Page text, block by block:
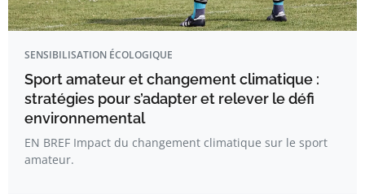
SENSIBILISATION ÉCOLOGIQUE
Sport amateur et changement climatique :
stratégies pour s’adapter et relever le défi
environnemental
EN BREF Impact du changement climatique sur le sport
amateur.